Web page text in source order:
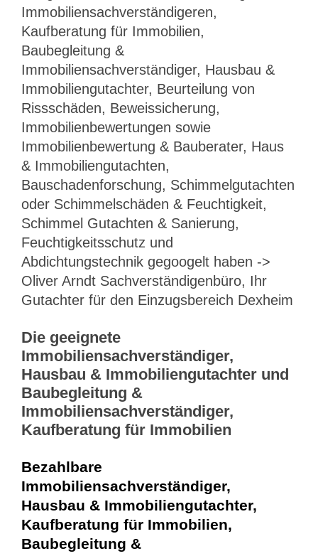
Immobiliensachverständigeren,
Kaufberatung für Immobilien,
Baubegleitung &
Immobiliensachverständiger, Hausbau &
Immobiliengutachter, Beurteilung von
Rissschäden, Beweissicherung,
Immobilienbewertungen sowie
Immobilienbewertung & Bauberater, Haus
& Immobiliengutachten,
Bauschadenforschung, Schimmelgutachten
oder Schimmelschäden & Feuchtigkeit,
Schimmel Gutachten & Sanierung,
Feuchtigkeitsschutz und
Abdichtungstechnik gegoogelt haben ->
Oliver Arndt Sachverständigenbüro, Ihr
Gutachter für den Einzugsbereich Dexheim
Die geeignete
Immobiliensachverständiger,
Hausbau & Immobiliengutachter und
Baubegleitung &
Immobiliensachverständiger,
Kaufberatung für Immobilien
Bezahlbare
Immobiliensachverständiger,
Hausbau & Immobiliengutachter,
Kaufberatung für Immobilien,
Baubegleitung &